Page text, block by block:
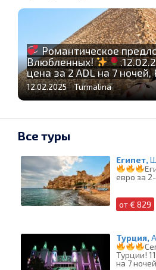
Романтическое
Влюбленных!
цена за 2 ADL на 7 ночей,
12.02.2025 Turmalina
Все туры
Египет,
евро за 2-
от € 829
Турция,
Турции!
на 7